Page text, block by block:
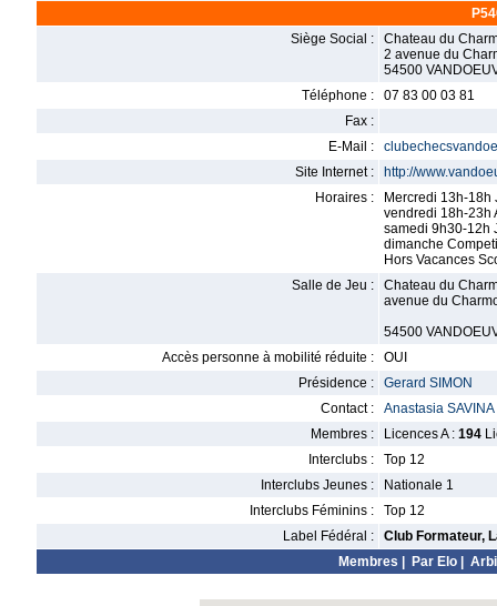
Siège Social :
Chateau du
2 avenue du
54500
Téléphone :
07 83 00 03 81
Fax :
E-Mail :
Site Internet :
http://
Horaires :
Mercredi 13h-18h
vendredi 18h-23h
samedi 9h30-12h
dimanche
Hors Vacances
Salle de Jeu :
Chateau du
avenue du
54500
Accès personne à mobilité réduite :
OUI
Présidence :
Gerard SIMON
Contact :
Anastasia SAVINA
Membres :
Licences A : 194
Interclubs :
Top 12
Interclubs Jeunes :
Nationale 1
Interclubs Féminins :
Top 12
Label Fédéral :
Club Formateur,
Membres
Par Elo